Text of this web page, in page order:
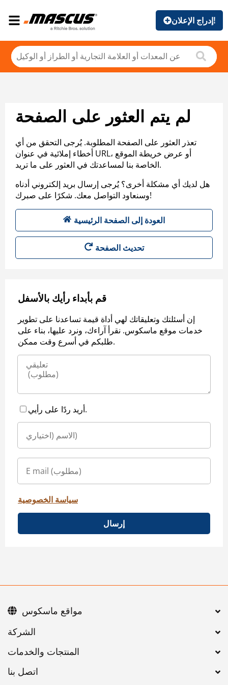
إدراج الإعلان!
لم يتم العثور على الصفحة
تعذر العثور على الصفحة المطلوبة. يُرجى التحقق من أي
أخطاء إملائية في عنوان URL، أو عرض خريطة الموقع
الخاصة بنا لمساعدتك في العثور على ما تريد.
هل لديك أي مشكلة أخرى؟ يُرجى إرسال بريد إلكتروني أدناه
وسنعاود التواصل معك. شكرًا على صبرك!
العودة إلى الصفحة الرئيسية
تحديث الصفحة
قم بأبداء رأيك بالأسفل
إن أسئلتك وتعليقاتك لهي أداة قيمة تساعدنا على تطوير
خدمات موقع ماسكوس. نقرأ آراءك، ونرد عليها، بناء على
طلبكم في أسرع وقت ممكن.
أريد ردًا على رأيي.
سياسة الخصوصية
إرسال
اتصل بنا
مواقع ماسكوس